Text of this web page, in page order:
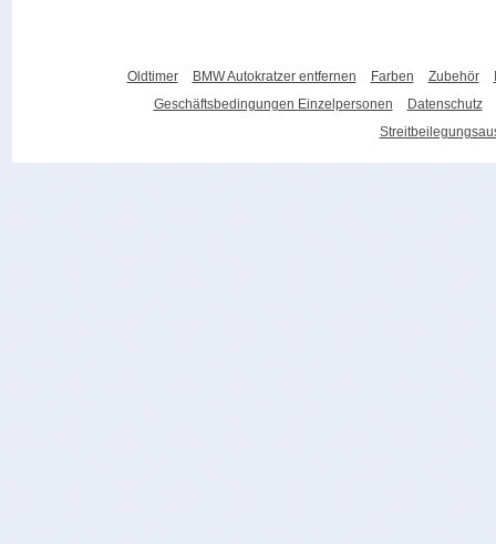
Oldtimer BMW Autokratzer entfernen Farben Zubehör
Geschäftsbedingungen Einzelpersonen
Datenschutz